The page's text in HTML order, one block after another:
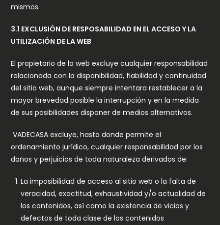
mismos.
3.1 EXCLUSIÓN DE RESPOSABILIDAD EN EL ACCESO Y LA
UTILIZACIÓN DE LA WEB
El propietario de la web excluye cualquier responsabilidad
relacionada con la disponibilidad, fiabilidad y continuidad
del sitio web, aunque siempre intentara restablecer a la
mayor brevedad posible la interrupción y en la medida
de sus posibilidades disponer de medios alternativos.
VADECASA excluye, hasta donde permite el
ordenamiento jurídico, cualquier responsabilidad por los
daños y perjuicios de toda naturaleza derivados de:
La imposibilidad de acceso al sitio web o la falta de
veracidad, exactitud, exhaustividad y/o actualidad de
los contenidos, así como la existencia de vicios y
defectos de toda clase de los contenidos